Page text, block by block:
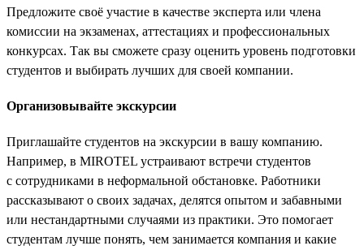
Предложите своё участие в качестве эксперта или члена
комиссии на экзаменах, аттестациях и профессиональных
конкурсах. Так вы сможете сразу оценить уровень подготовки
студентов и выбирать лучших для своей компании.
Организовывайте экскурсии
Приглашайте студентов на экскурсии в вашу компанию.
Например, в MIROTEL устраивают встречи студентов
с сотрудниками в неформальной обстановке. Работники
рассказывают о своих задачах, делятся опытом и забавными
или нестандартными случаями из практики. Это помогает
студентам лучше понять, чем занимается компания и какие